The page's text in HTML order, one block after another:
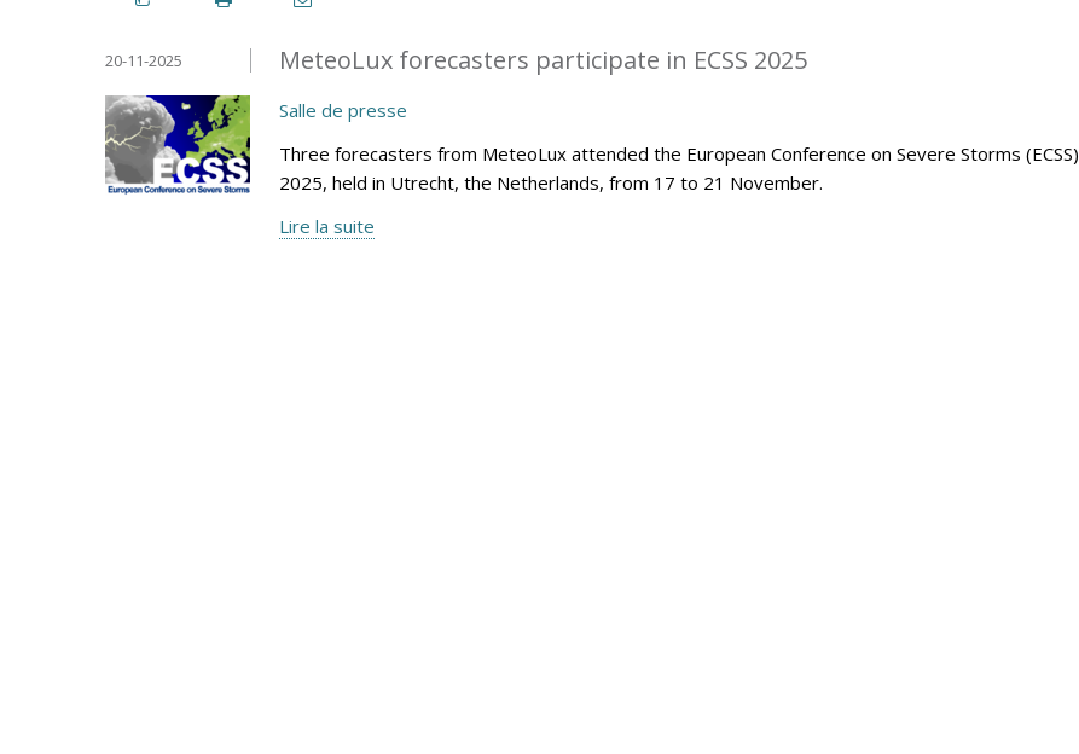
MeteoLux forecasters participate in ECSS 2025
20-11-2025
Salle de presse
Three forecasters from MeteoLux attended the European Conference on Severe Storms (ECSS)
2025, held in Utrecht, the Netherlands, from 17 to 21 November.
Lire la suite